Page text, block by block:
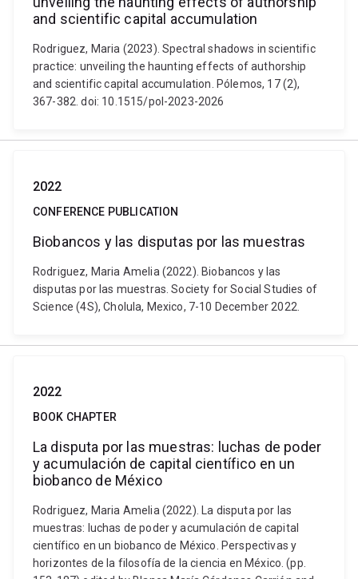
and scientific capital accumulation
Rodriguez, Maria (2023). Spectral shadows in scientific
practice: unveiling the haunting effects of authorship
and scientific capital accumulation. Pólemos, 17 (2),
367-382. doi: 10.1515/pol-2023-2026
2022
CONFERENCE PUBLICATION
Biobancos y las disputas por las muestras
Rodriguez, Maria Amelia (2022). Biobancos y las
disputas por las muestras. Society for Social Studies of
Science (4S), Cholula, Mexico, 7-10 December 2022.
2022
BOOK CHAPTER
La disputa por las muestras: luchas de poder
y acumulación de capital científico en un
biobanco de México
Rodriguez, Maria Amelia (2022). La disputa por las
muestras: luchas de poder y acumulación de capital
científico en un biobanco de México. Perspectivas y
horizontes de la filosofía de la ciencia en México. (pp.